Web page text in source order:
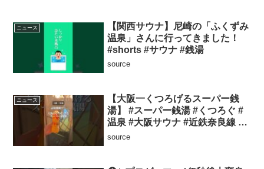
＝＝＝みんなのアルバイトでは、アルバ
イトに役立つ情報を...
ニュース
【関西サウナ】尼崎の「ふくずみ
温泉」さんに行ってきました！
#shorts #サウナ #銭湯
source
ニュース
【大阪一くつろげるスーパー銭
湯】 #スーパー銭湯 #くつろぐ #
温泉 #大阪サウナ #近鉄奈良線 #
近鉄大阪線
source